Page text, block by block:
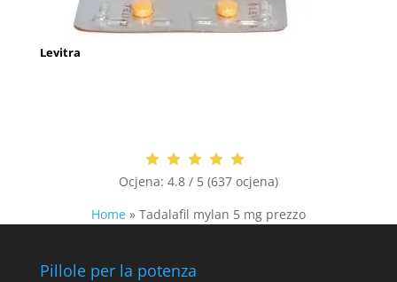
Levitra
Ocjena: 4.8 / 5 (637 ocjena)
Home » Tadalafil mylan 5 mg prezzo
Pillole per la potenza